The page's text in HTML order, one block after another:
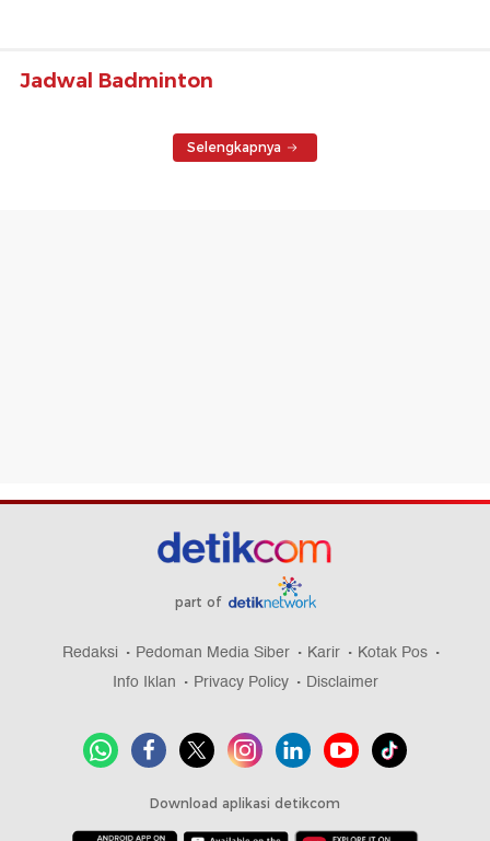
Jadwal Badminton
Selengkapnya
part of
Redaksi Pedoman Media Siber Karir
Kotak Pos
Info Iklan
Privacy Policy Disclaimer
Download aplikasi detikcom